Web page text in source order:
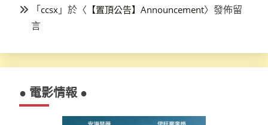
「ccsx 」於〈 【置頂公告】Announcement〉發佈留
言
● 電影情報 ●